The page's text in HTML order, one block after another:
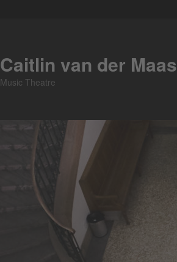
Caitlin van der Maas
Music Theatre